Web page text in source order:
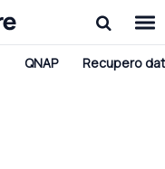
QNAP Recupero